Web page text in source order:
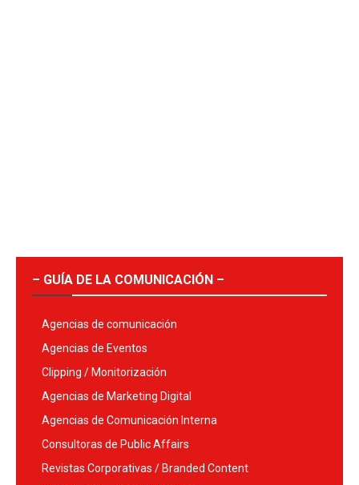
– GUÍA DE LA COMUNICACIÓN –
Agencias de comunicación
Agencias de Eventos
Clipping / Monitorización
Agencias de Marketing Digital
Agencias de Comunicación Interna
Consultoras de Public Affairs
Revistas Corporativas / Branded Content